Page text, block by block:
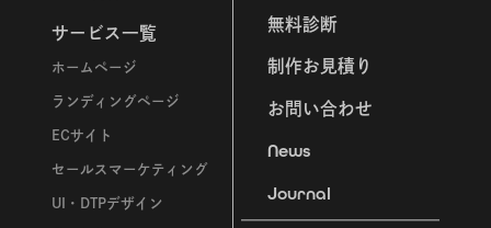
サービス一覧
ホームページ
ランディングページ
ECサイト
セールスマーケティング
UI・DTPデザイン
無料診断
制作お見積り
お問い合わせ
News
Journal